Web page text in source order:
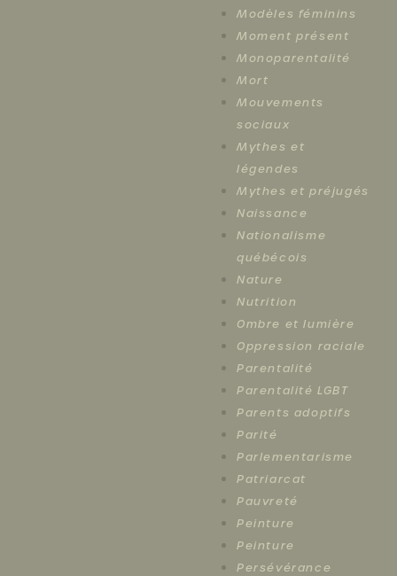
Modèles féminins
Moment présent
Monoparentalité
Mort
Mouvements
sociaux
Mythes et
légendes
Mythes et préjugés
Naissance
Nationalisme
québécois
Nature
Nutrition
Ombre et lumière
Oppression raciale
Parentalité
Parentalité LGBT
Parents adoptifs
Parité
Parlementarisme
Patriarcat
Pauvreté
Peinture
Peinture
Persévérance